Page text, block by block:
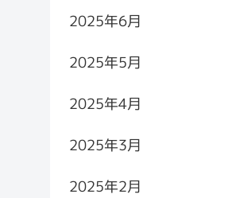
2025年6月
2025年5月
2025年4月
2025年3月
2025年2月